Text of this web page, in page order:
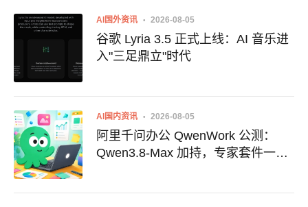
AI国外资讯 2026-08-05
谷歌 Lyria 3.5 正式上线：AI 音乐进
入"三足鼎立"时代
AI国内资讯 2026-08-05
阿里千问办公 QwenWork 公测：
Qwen3.8-Max 加持，专家套件一口